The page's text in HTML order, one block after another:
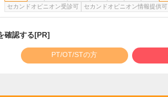
セカンドオピニオン受診可
セカンドオピニオン情報提供可
確認する[PR]
PT/OT/STの方